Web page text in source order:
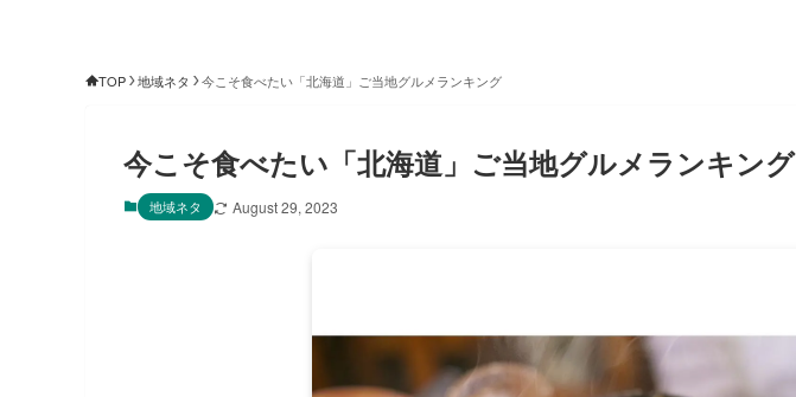
TOP 地域ネタ 今こそ食べたい「北海道」ご当地グルメランキング
今こそ食べたい「北海道」ご当地グルメランキング
地域ネタ August 29, 2023